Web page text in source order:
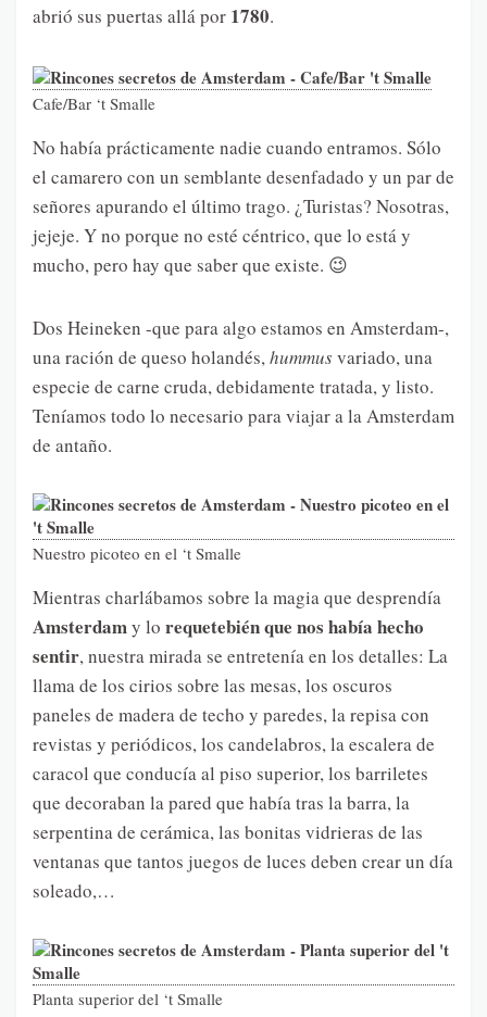
abrió sus puertas allá por 1780.
Cafe/Bar ‘t Smalle
No había prácticamente nadie cuando entramos. Sólo
el camarero con un semblante desenfadado y un par de
señores apurando el último trago. ¿Turistas? Nosotras,
jejeje. Y no porque no esté céntrico, que lo está y
mucho, pero hay que saber que existe. 😉
Dos Heineken -que para algo estamos en Amsterdam-,
una ración de queso holandés, hummusvariado, una
especie de carne cruda, debidamente tratada, y listo.
Teníamos todo lo necesario para viajar a la Amsterdam
de antaño.
Nuestro picoteo en el ‘t Smalle
Mientras charlábamos sobre la magia que desprendía
Amsterdamy lo requetebién que nos había hecho
sentir, nuestra mirada se entretenía en los detalles: La
llama de los cirios sobre las mesas, los oscuros
paneles de madera de techo y paredes, la repisa con
revistas y periódicos, los candelabros, la escalera de
caracol que conducía al piso superior, los barriletes
que decoraban la pared que había tras la barra, la
serpentina de cerámica, las bonitas vidrieras de las
ventanas que tantos juegos de luces deben crear un día
soleado,…
Planta superior del ‘t Smalle